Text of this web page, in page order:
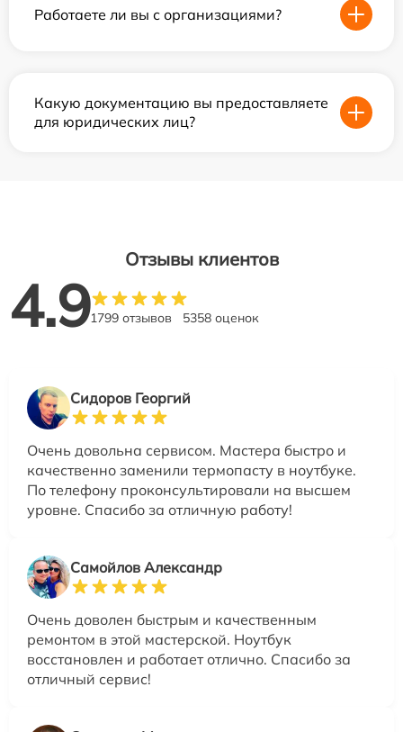
Работаете ли вы с организациями?
Какую документацию вы предоставляете
для юридических лиц?
Отзывы клиентов
4.91799 отзывов 5358 оценок
Сидоров Георгий
Очень довольна сервисом. Мастера быстро и
качественно заменили термопасту в ноутбуке.
По телефону проконсультировали на высшем
уровне. Спасибо за отличную работу!
Самойлов Александр
Очень доволен быстрым и качественным
ремонтом в этой мастерской. Ноутбук
восстановлен и работает отлично. Спасибо за
отличный сервис!